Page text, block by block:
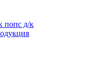
попс д/к